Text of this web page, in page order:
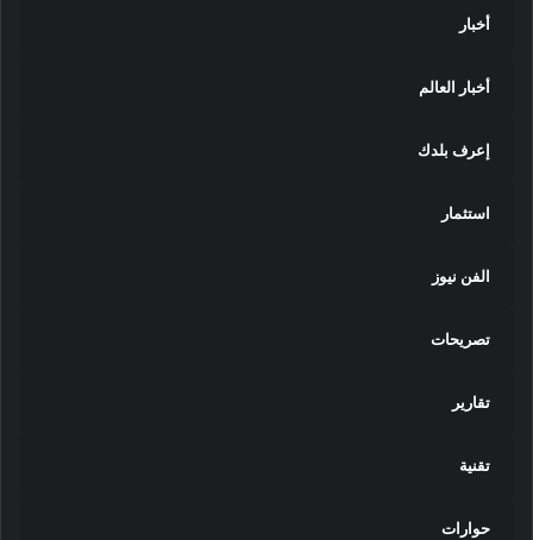
أخبار
أخبار العالم
إعرف بلدك
استثمار
الفن نيوز
تصريحات
تقارير
تقنية
حوارات